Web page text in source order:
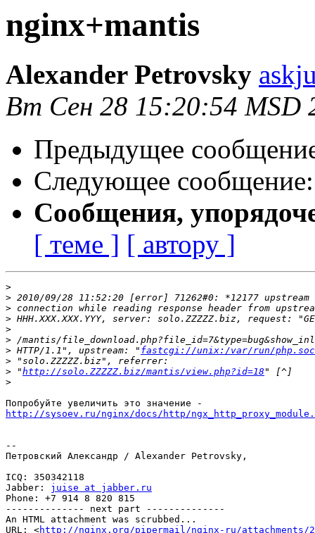
nginx+mantis
Alexander Petrovsky
Вт Сен 28 15:20:54 MSD
Предыдущее
Следующее
Сообщения,
[ теме ] [ автору ]
>
>
>
>
>
>
> HTTP/1.1", upstream: " fastcgi://unix:/var/run/
>
> "http://solo.ZZZZZ.biz/mantis/view.php?id=18
>
http://sysoev.ru/nginx/docs/http/
--
Петровский Александр / Alexander Petrovsky,
ICQ: 350342118
Jabber: juise at jabber.ru
Phone: +7 914 8 820 815
-------------- next part --------------
An HTML attachment was scrubbed...
URL: <http://nginx.org/pipermail/nginx-ru/attachments/